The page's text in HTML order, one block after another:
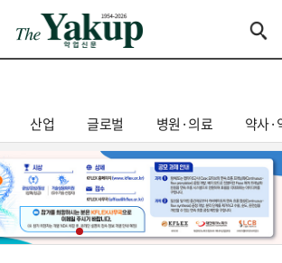
산업 글로벌 병원·의료 약사·